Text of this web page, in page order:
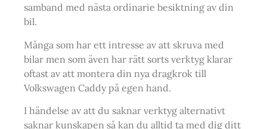
samband med nästa ordinarie besiktning av din
bil.
Många som har ett intresse av att skruva med
bilar men som även har rätt sorts verktyg klarar
oftast av att montera din nya dragkrok till
Volkswagen Caddy på egen hand.
I händelse av att du saknar verktyg alternativt
saknar kunskapen så kan du alltid ta med dig ditt